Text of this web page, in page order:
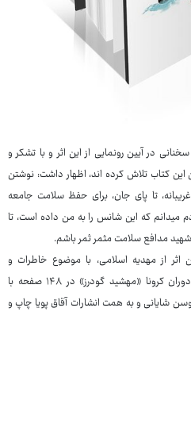
در آیین رونمایی از این اثر و با تشکر و
کتاب تلاش کرده اند، اظهار داشت: نوشتن
تا پای جان، برای حفظ سلامت جامعه
میدانم که این شانس را به من داده است، تا
شهید مدافع سلامت مثمر ثمر باشم.
اثر از مهدیه اسلامی، با موضوع خاطرات و
زندگینامه شهید مدافع سلامت، پرستار دوران کرونا «مهشید گودرز» در ۱۴۸ صفحه با
شایانی و به همت انشارات آقاق پویا چاپ و